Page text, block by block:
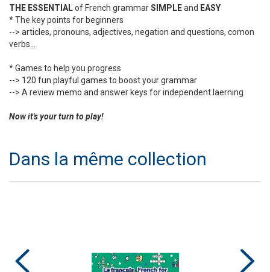
THE ESSENTIALof French grammarSIMPLEand EASY
* The key points for beginners
--> articles, pronouns, adjectives, negation and questions, comon
verbs...
* Games to help you progress
--> 120 fun playful games to boost your grammar
--> A review memo and answer keys for independent laerning
Now it's your turn to play!
Dans la même collection